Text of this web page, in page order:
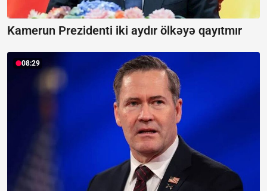
Kamerun Prezidenti iki aydır ölkəyə qayıtmır
08:29